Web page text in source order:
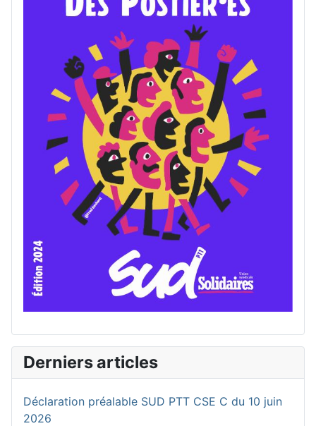
Derniers articles
Déclaration préalable SUD PTT CSE C du 10 juin
2026